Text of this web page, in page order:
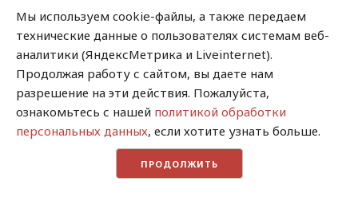
Криминал
Успех
Хватит это терпеть
Мы используем cookie-файлы, а также передаем
технические данные о пользователях системам веб-
аналитики (ЯндексМетрика и Liveinternet).
Продолжая работу с сайтом, вы даете нам
разрешение на эти действия. Пожалуйста,
ознакомьтесь с нашей политикой обработки
персональных данных, если хотите узнать больше.
ПРОДОЛЖИТЬ